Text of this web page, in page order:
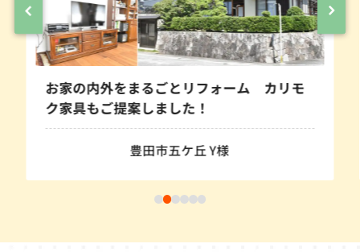
をまるごとリフォーム カリモ
案しました！
白蟻駆除がき
壁塗装も一緒